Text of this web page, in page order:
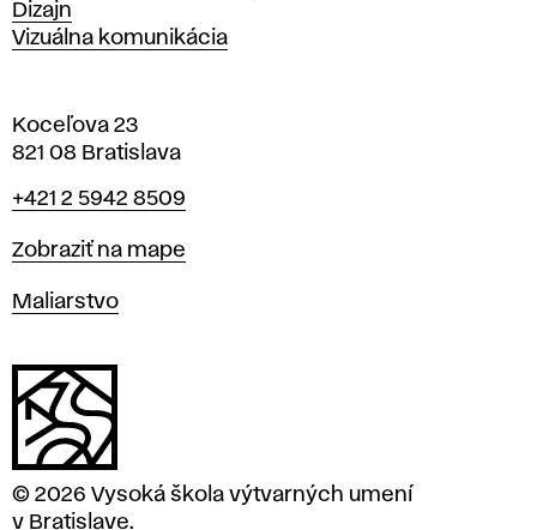
Dizajn
Vizuálna komunikácia
Koceľova 23
821 08 Bratislava
Telefón
+421 2 5942 8509
Mapa
Zobraziť na mape
Katedry
Maliarstvo
© 2026 Vysoká škola výtvarných umení
v Bratislave.